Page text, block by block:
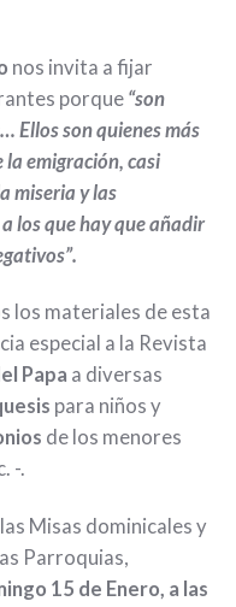
nos invita a fijar
porque “son
Ellos son quienes más
la emigración, casi
miseria y las
los que hay que añadir
los materiales de esta
especial a la Revista
Papa a diversas
para niños y
de los menores
-.
Misas dominicales y
Parroquias,
15 de Enero, a las